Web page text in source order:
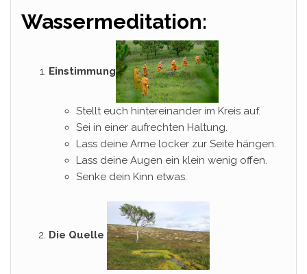
Wassermeditation:
Einstimmung
Stellt euch hintereinander im Kreis auf.
Sei in einer aufrechten Haltung.
Lass deine Arme locker zur Seite hängen.
Lass deine Augen ein klein wenig offen.
Senke dein Kinn etwas.
Die Quelle